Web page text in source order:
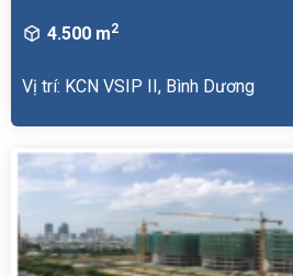
4.500 m2
Vị trí: KCN VSIP II, Bình Dương